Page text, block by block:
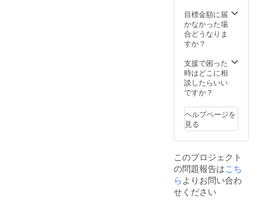
ん送料
無料で
お届け
しま
目標金額に届
かなかった場
合どうなりま
すか？
支援で困った
時はどこに相
談したらいい
ですか？
ヘルプページを
見る
このプロジェクト
の問題報告はこち
ら よりお問い合わ
せください